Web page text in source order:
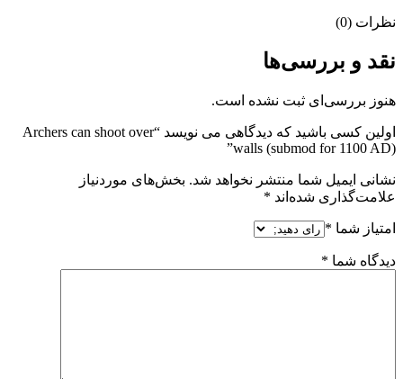
نظرات (0)
نقد و بررسی‌ها
هنوز بررسی‌ای ثبت نشده است.
اولین کسی باشید که دیدگاهی می نویسد “Archers can shoot over
walls (submod for 1100 AD)”
نشانی ایمیل شما منتشر نخواهد شد. بخش‌های موردنیاز
علامت‌گذاری شده‌اند *
امتیاز شما *
دیدگاه شما *